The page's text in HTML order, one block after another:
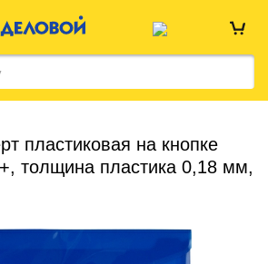
пластиковая на кнопке
толщина пластика 0,18 мм,